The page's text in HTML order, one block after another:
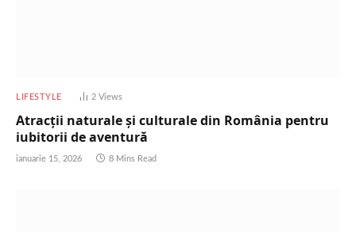
LIFESTYLE 2 Views
Atracții naturale și culturale din România pentru
iubitorii de aventură
ianuarie 15, 2026 8 Mins Read